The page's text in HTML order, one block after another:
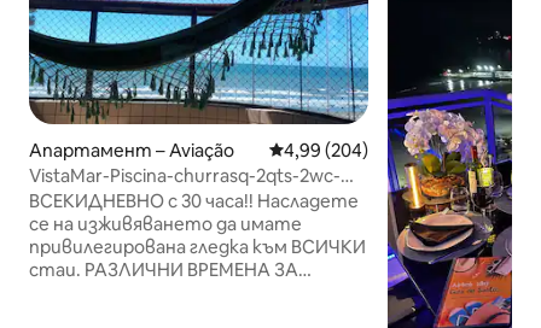
Апартамент – Aviação Средна оценка: 4,99 от 5,
4,99 (204)
VistaMar-Piscina-churrasq-2qts-2wc-
1vaga
ВСЕКИДНЕВНО с 30 часа!! Насладете
се на изживяването да имате
привилегирована гледка към ВСИЧКИ
стаи. РАЗЛИЧНИ ВРЕМЕНА ЗА